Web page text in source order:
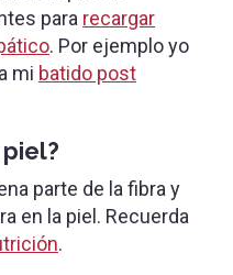
para recargar
. Por ejemplo yo
mi batido post
parte de la fibra y
en la piel. Recuerda
.